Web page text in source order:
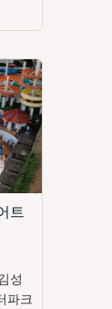
트
성
파크